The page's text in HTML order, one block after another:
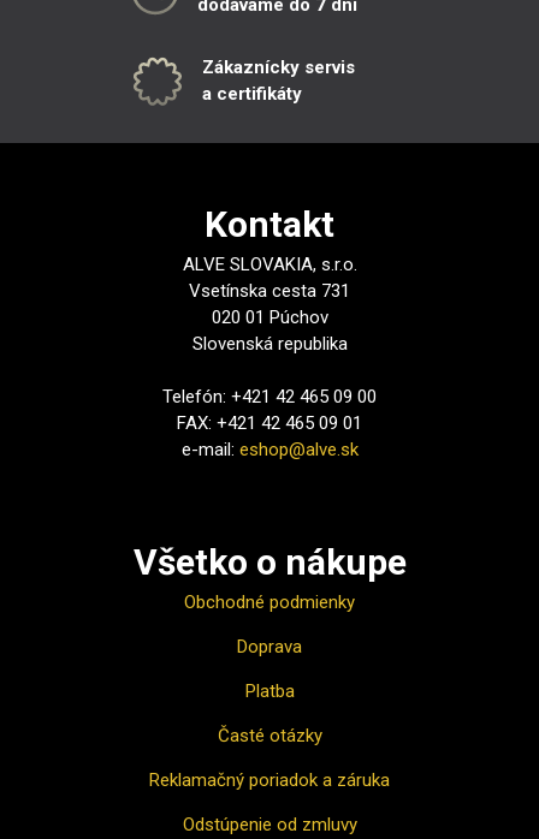
dodávame do 7 dní
Zákaznícky servis
a certifikáty
Kontakt
ALVE SLOVAKIA, s.r.o.
Vsetínska cesta 731
020 01 Púchov
Slovenská republika
Telefón: +421 42 465 09 00
FAX: +421 42 465 09 01
e-mail: eshop@alve.sk
Všetko o nákupe
Obchodné podmienky
Doprava
Platba
Časté otázky
Reklamačný poriadok a záruka
Odstúpenie od zmluvy